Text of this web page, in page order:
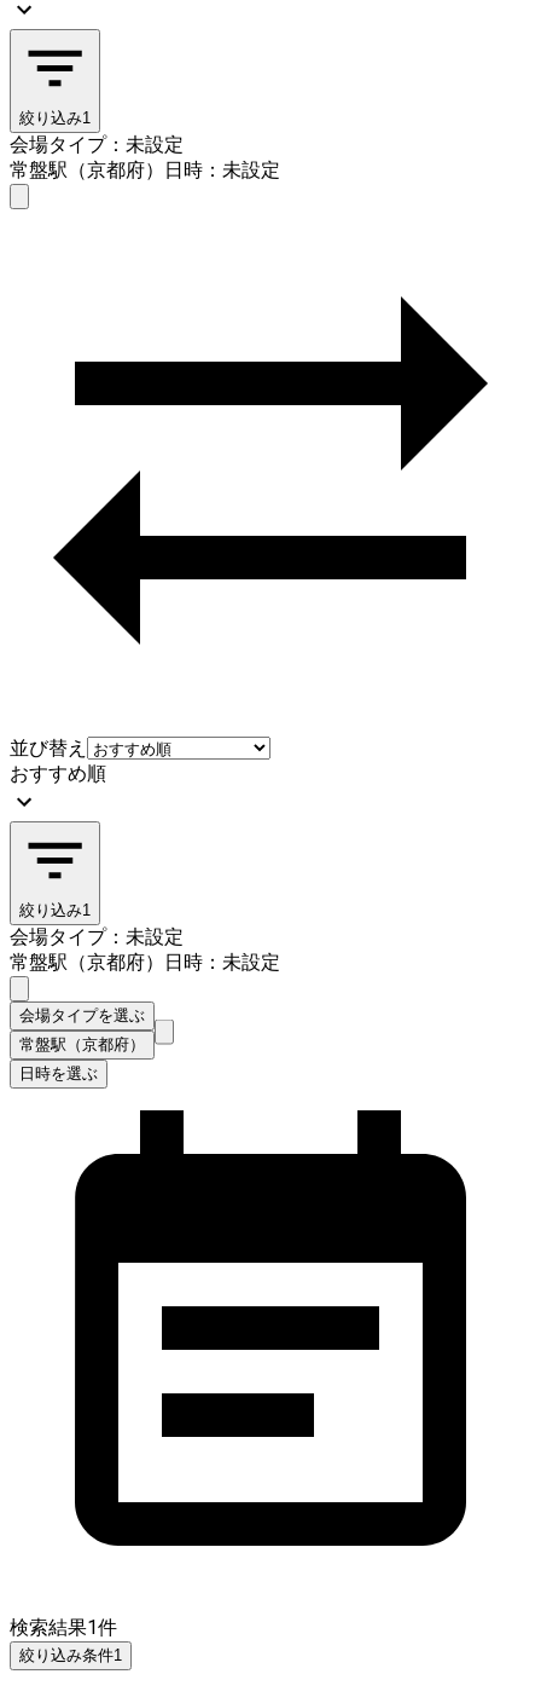
絞り込み1
会場タイプ：未設定
常盤駅（京都府）
日時：未設定
並び替え
おすすめ順
絞り込み1
会場タイプ：未設定
常盤駅（京都府）
日時：未設定
会場タイプを選ぶ
常盤駅（京都府）
日時を選ぶ
検索結果1件
絞り込み条件1